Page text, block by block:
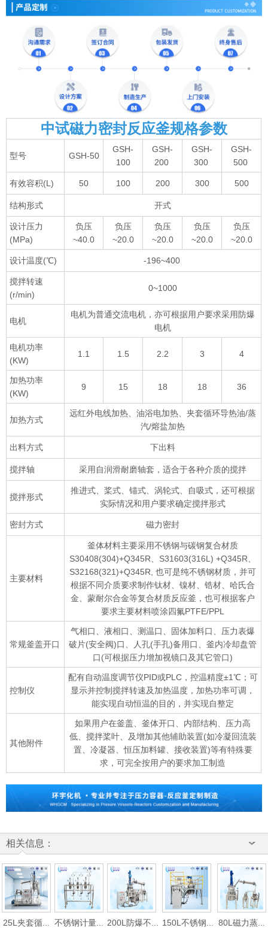
中试磁力密封反应釜规格参数
型号 GSH-50
GSH-
100
GSH-
200
GSH-
300
GSH-
500
有效容积(L) 50 100 200 300 500
结构形式 开式
设计压力
(MPa)
负压
~40.0
负压
~20.0
负压
~20.0
负压
~20.0
负压
~20.0
设计温度(℃) -196~400
搅拌转速
(r/min)
0~1000
电机
电机为普通交流电机，亦可根据用户要求采用防爆
电机
电机功率
(KW)
1.1 1.5 2.2 3 4
加热功率
(KW)
9 15 18 18 36
加热方式
远红外电线加热、油浴电加热、夹套循环导热油/蒸
汽/熔盐加热
出料方式 下出料
搅拌轴 采用自润滑耐磨轴套，适合于各种介质的搅拌
搅拌形式
推进式、桨式、锚式、涡轮式、自吸式，还可根据
实际情况和用户要求确定搅拌形式
密封方式 磁力密封
主要材料
釜体材料主要采用不锈钢与碳钢复合材质
S30408(304)+Q345R、S31603(316L) +Q345R、
S32168(321)+Q345R, 也可是纯不锈钢材质，并可
根据不同介质要求制作钛材、镍材、锆材、哈氏合
金、蒙耐尔合金等复合材质反应釜，也可根据客户
要求主要材料喷涂四氟PTFE/PPL
常规釜盖开口
气相口、液相口、测温口、固体加料口、压力表爆
破片(安全阀)口、人孔(手孔)备用口、釜内冷却盘管
口(可根据压力增加视镜口及其它管口)
控制仪
配有自动温度调节仪PID或PLC，控温精度±1℃；可
显示并控制搅拌转速及加热温度，加热功率可调，
能实现自动恒温的目的，并实现自整定
其他附件
如果用户在釜盖、釜体开口、内部结构、压力高
低、搅拌桨叶、及增加其他辅助装置(如冷凝回流装
置、冷凝器、恒压加料罐、接收装置)等有特殊要
求，可完全按用户的要求加工制造
相关信息：
25L夹套循... 不锈钢计量... 200L防爆不... 150L不锈钢... 80L磁力蒸...